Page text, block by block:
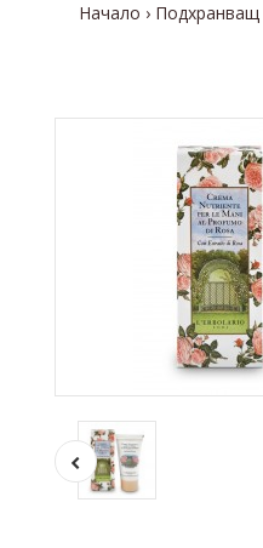
Начало Подхранващ